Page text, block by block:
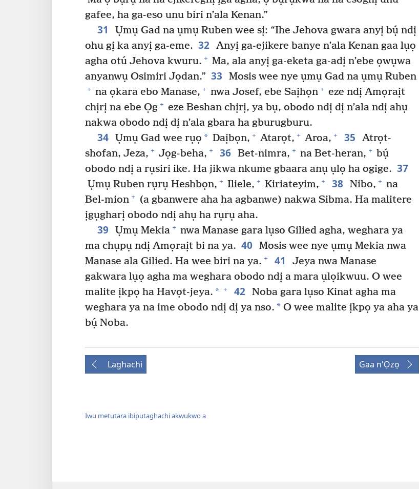
gafee, ha ga-eso unu biri n’ala Kenan.”
31
Ụmụ Gad na ụmụ Ruben wee sị: “Ihe Jehova gwara anyị bụ́ ndị
ohu gị ka anyị ga-eme. 32 Anyị ga-ejikere banye n’ala Kenan gaa lụọ
agha otú Jehova kwuru. + Ma, ala anyị ga-eketa ga-adị n’ebe ọwụwa
anyanwụ Osimiri Jọdan.” 33 Mosis wee nye ụmụ Gad na ụmụ Ruben
+ na ọkara ebo Manase, + nwa Josef, ebe Saịhọn + eze ndị Amọraịt
chịrị na ebe Ọg + eze Beshan chịrị, ya bụ, obodo ndị dị n’ala ndị ahụ
nakwa obodo ndị dị n’ala gbara ha gburugburu.
34 Ụmụ Gad wee rụọ * Daịbọn, + Atarọt, + Aroa, + 35
Atrọt-
shofan, Jeza, + Jọg-beha, + 36 Bet-nimra, + na Bet-heran, + bụ́
obodo ndị a rụsiri ike. Ha jikwa nkume gbaara anụ ụlọ ha ogige. 37
Ụmụ Ruben rụrụ Heshbọn, + Iliele, + Kiriateyim, + 38 Nibo, + na
Bel-mion +
(a gbanwere aha ha agbanwe) nakwa Sibma. Ha malitere
ịgụgharị obodo ndị ahụ ha rụrụ aha.
39 Ụmụ Mekia + nwa Manase gara lụso Gilied agha, weghara ya
ma chụpụ ndị Amọraịt bi na ya. 40 Mosis wee nye ụmụ Mekia nwa
Manase ala Gilied. Ha wee biri na ya. + 41
Jeya nwa Manase
gakwara lụọ agha ma weghara obodo ndị a mara ụlọikwuu. O wee
malite ịkpọ ha Havọt-jeya. * + 42 Noba gara lụso Kinat agha ma
weghara ya na ime obodo ndị dị ya nso. * O wee malite ịkpọ ya aha ya
bụ́ Noba.
Laghachi Gaa n'Ọzọ
Iwu metụtara ibipụtaghachi akwụkwọ a